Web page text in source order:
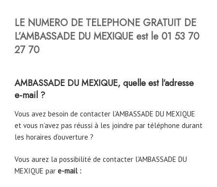
LE NUMERO DE TELEPHONE GRATUIT DE
L’AMBASSADE DU MEXIQUE est le 01 53 70
27 70
AMBASSADE DU MEXIQUE, quelle est l’adresse
e-mail ?
Vous avez besoin de contacter l’AMBASSADE DU MEXIQUE
et vous n’avez pas réussi à les joindre par téléphone durant
les horaires d’ouverture ?
Vous aurez la possibilité de contacter l’AMBASSADE DU
MEXIQUE par e-mail :